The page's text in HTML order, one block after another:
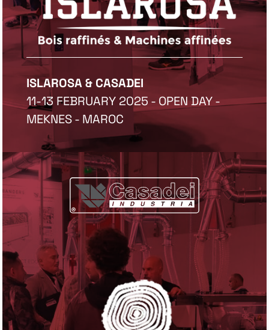
ISLAROSA & CASADEI
11-13 FEBRUARY 2025 - OPEN DAY -
MEKNES - MAROC